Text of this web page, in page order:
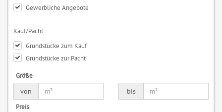
Gewerbliche Angebote
Kauf/Pacht
Grundstücke zum Kauf
Grundstücke zur Pacht
Größe
von
bis
Preis